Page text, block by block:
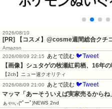
2026/08/10
[PR] 【コスメ】@cosme週間総合クチ
Amazon
2026/08/09 22:15
あとで読む 🐦Tweet
【画像】シュタゲの牧瀬紅莉栖、16年
【2ch】ニュー速クオリティ
2026/08/09 21:00
あとで読む 🐦Tweet
マッマ「あーそういえば実家売るからね
ぁゃιぃ(*ﾟーﾟ)NEWS 2nd